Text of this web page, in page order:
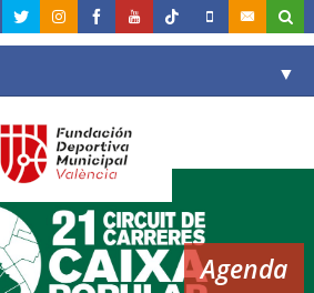
▼
▼
Agenda